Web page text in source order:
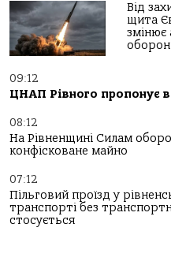
Від
щита
змінює
09:12
ЦНАП Рівного пропонує
08:12
На Рівненщині Силам
конфісковане майно
07:12
Пільговий проїзд у
транспорті без
стосується